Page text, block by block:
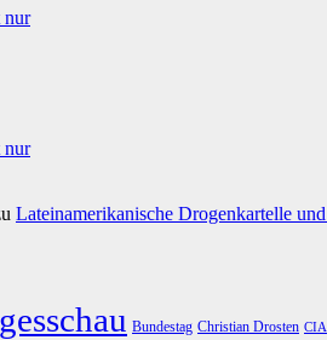
nur
nur
Lateinamerikanische Drogenkartelle
Bundestag Christian Drosten CIA